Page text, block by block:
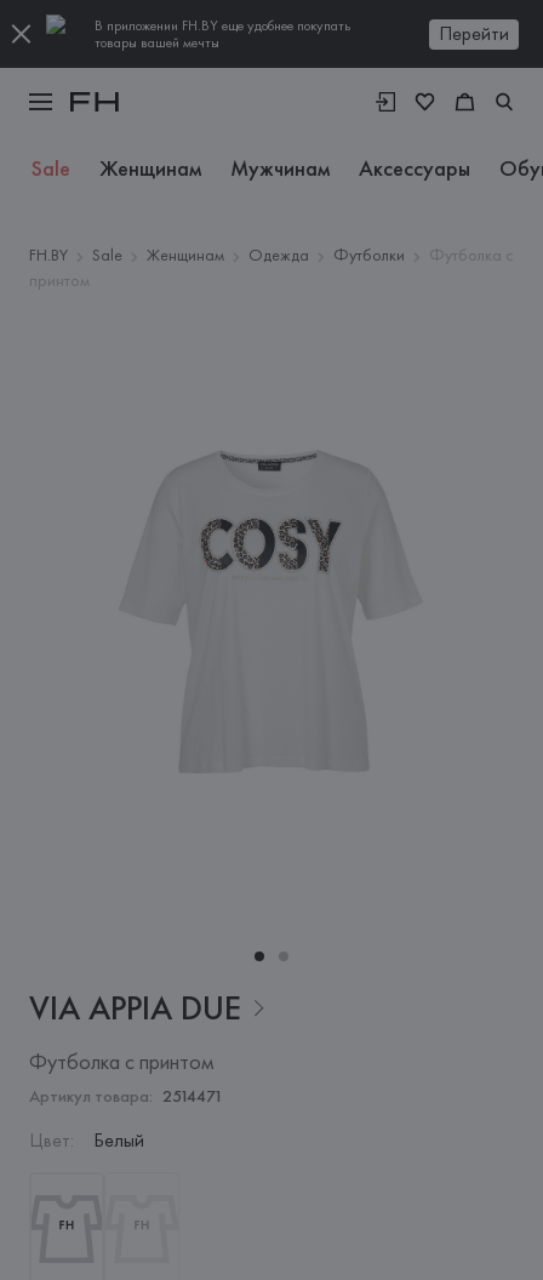
В приложении FH.BY еще удобнее покупать
товары вашей мечты
Перейти
Sale Женщинам Мужчинам Аксессуары
FH.BY Sale Женщинам Одежда Футболки
Футболка с
принтом
VIA APPIA DUE
Футболка с принтом
Артикул товара: 2514471
Цвет: Белый